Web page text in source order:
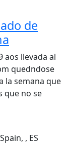
de
aos llevada al
quedndose
la semana que
que no se
, ES